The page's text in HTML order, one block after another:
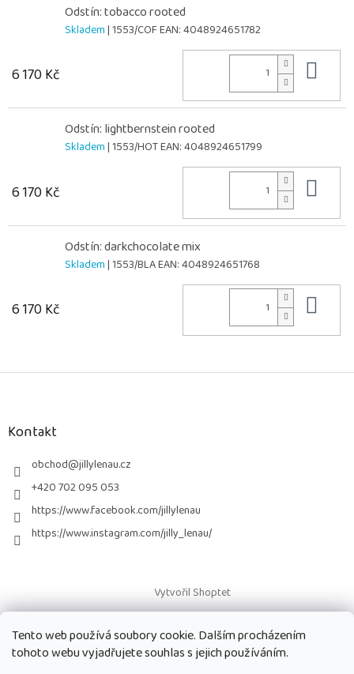
Tento web používá soubory cookie. Dalším procházením
tohoto webu vyjadřujete souhlas s jejich používáním.
Odstín: tobacco rooted
Skladem| 1553/COFEAN:4048924651782
6 170 Kč
Odstín: lightbernstein rooted
Skladem| 1553/HOTEAN:4048924651799
6 170 Kč
Odstín: darkchocolate mix
Skladem| 1553/BLAEAN:4048924651768
6 170 Kč
Z
Kontakt
obchod@jillylenau.cz
+420 702 095 053
https://www.facebook.com/jillylenau
https://www.instagram.com/jilly_lenau/
Vytvořil Shoptet
Copyright 2026Paruky Jilly Lenau s.r.o.. Všechna práva vyhrazena.